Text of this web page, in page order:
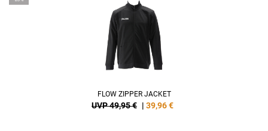
FLOW ZIPPER JACKET
UVP 49,95 € | 39,96€